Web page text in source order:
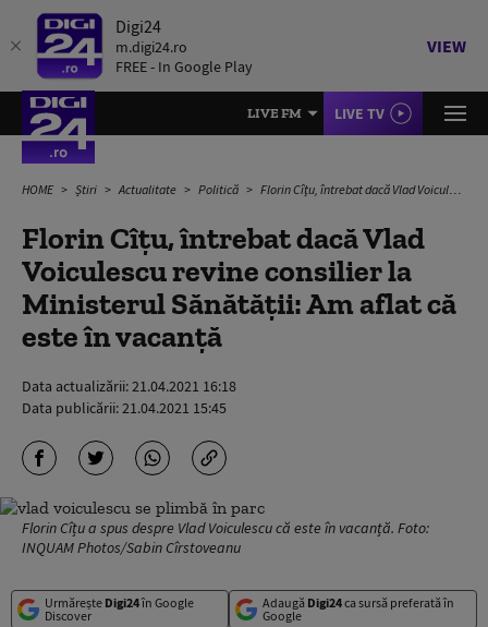
Digi24
m.digi24.ro
FREE - In Google Play
VIEW
LIVE FM LIVE TV
HOME Știri Actualitate Politică Florin Cîțu, întrebat dacă Vlad Voiculescu revine consilier la Ministerul Sănătății: Am aflat că este în vacanță
Florin Cîțu, întrebat dacă Vlad
Voiculescu revine consilier la
Ministerul Sănătății: Am aflat că
este în vacanță
Data actualizării:21.04.2021 16:18
Data publicării:21.04.2021 15:45
Florin Cîțu a spus despre Vlad Voiculescu că este în vacanță. Foto:
INQUAM Photos/Sabin Cîrstoveanu
Urmărește Digi24în Google
Discover
Adaugă Digi24ca sursă preferată în
Google